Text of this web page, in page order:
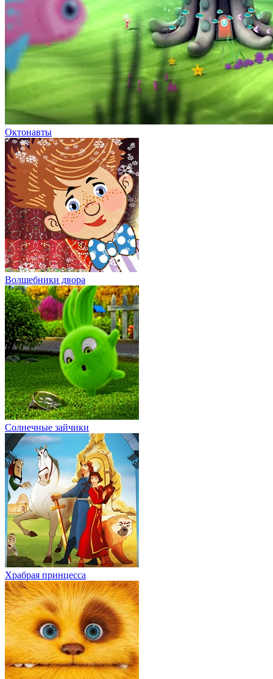
Октонавты
Волшебники двора
Солнечные зайчики
Храбрая принцесса